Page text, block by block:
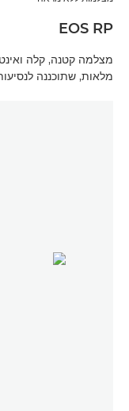
EOS RP
מצלמה קטנה, קלה
מלאות, שתוכננה